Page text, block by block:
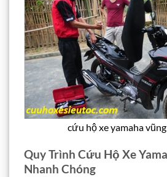
cứu hộ xe yamaha
Quy Trình Cứu Hộ Xe
Nhanh Chóng